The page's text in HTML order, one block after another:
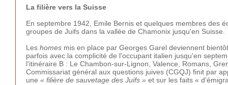
La filière vers la Suisse
En septembre 1942, Emile Bernis et quelques membres des
groupes de Juifs dans la vallée de Chamonix jusqu'en Suisse.
Les homes mis en place par Georges Garel deviennent
parfois avec la complicité de l'occupant italien jusqu'en
l'itinéraire B : Le Chambon-sur-Lignon, Valence, Romans,
Commissariat général aux questions juives (CGQJ) finit par
une « filière de sauvetage des Juifs » et sur les faits «